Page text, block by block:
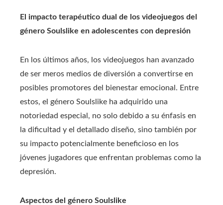
El impacto terapéutico dual de los videojuegos del
género Soulslike en adolescentes con depresión
En los últimos años, los videojuegos han avanzado
de ser meros medios de diversión a convertirse en
posibles promotores del bienestar emocional. Entre
estos, el género Soulslike ha adquirido una
notoriedad especial, no solo debido a su énfasis en
la dificultad y el detallado diseño, sino también por
su impacto potencialmente beneficioso en los
jóvenes jugadores que enfrentan problemas como la
depresión.
Aspectos del género Soulslike